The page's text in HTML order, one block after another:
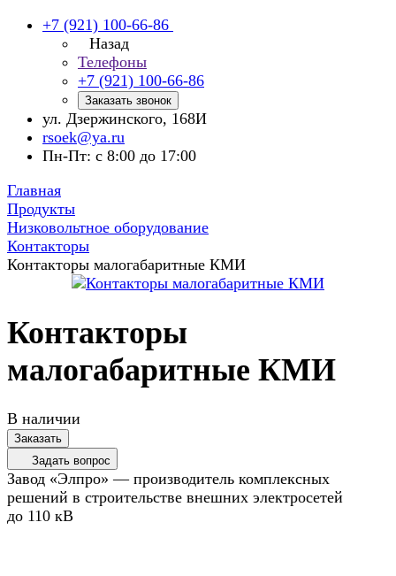
+7 (921) 100-66-86
Назад
Телефоны
+7 (921) 100-66-86
Заказать звонок
ул. Дзержинского, 168И
rsoek@ya.ru
Пн-Пт: с 8:00 до 17:00
Главная
Продукты
Низковольтное оборудование
Контакторы
Контакторы малогабаритные КМИ
Контакторы
малогабаритные КМИ
В наличии
Заказать
Задать вопрос
Завод «Элпро» — производитель комплексных
решений в строительстве внешних электросетей
до 110 кВ